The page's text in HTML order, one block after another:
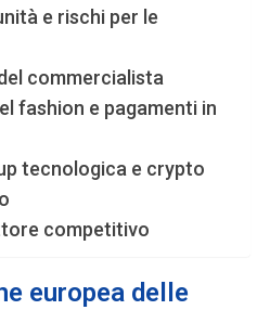
e rischi per le
commercialista
fashion e pagamenti in
tecnologica e crypto
competitivo
europea delle